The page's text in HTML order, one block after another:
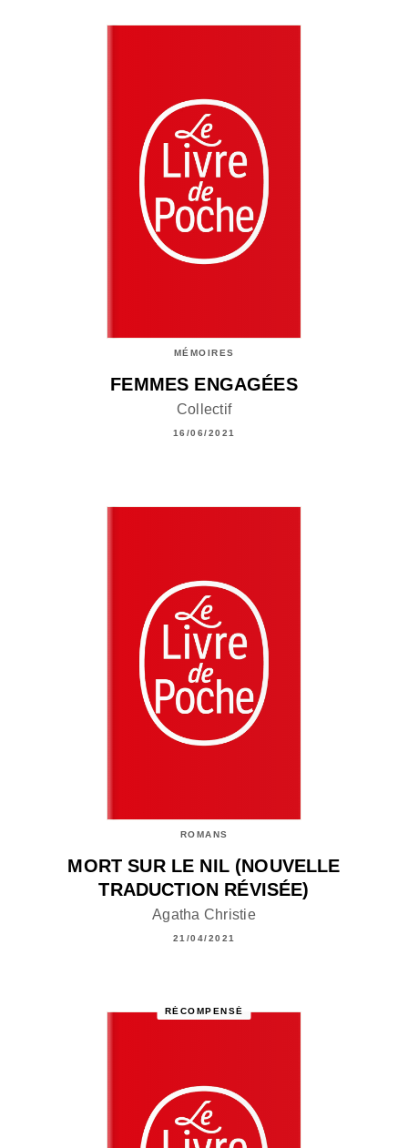
MÉMOIRES
FEMMES ENGAGÉES
Collectif
16/06/2021
ROMANS
MORT SUR LE NIL (NOUVELLE
TRADUCTION RÉVISÉE)
Agatha Christie
21/04/2021
RÉCOMPENSÉ